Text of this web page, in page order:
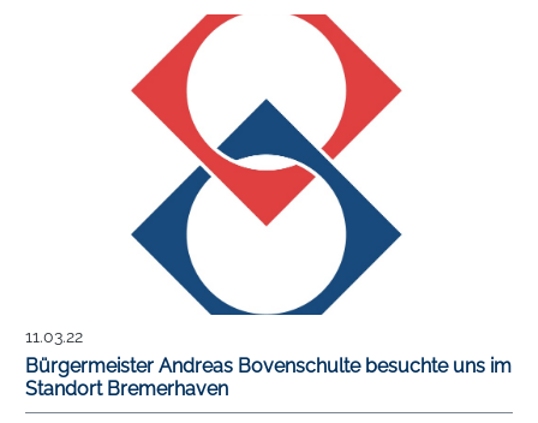
11.03.22
Bürgermeister Andreas Bovenschulte besuchte uns im
Standort Bremerhaven